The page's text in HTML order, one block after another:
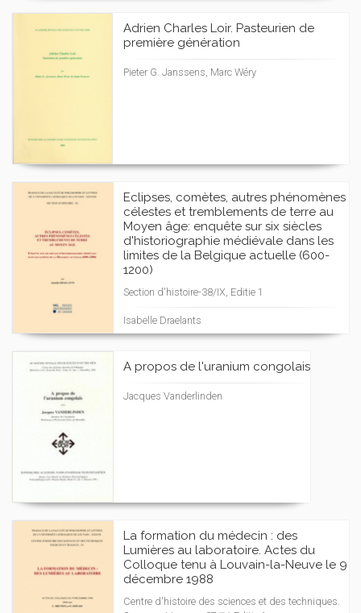
Adrien Charles Loir. Pasteurien de
première génération
Pieter G. Janssens, Marc Wéry
Eclipses, comètes, autres phénomènes
célestes et tremblements de terre au
Moyen âge: enquête sur six siècles
d'historiographie médiévale dans les
limites de la Belgique actuelle (600-
1200)
Section d'histoire-38/IX, Editie 1
Isabelle Draelants
A propos de l'uranium congolais
Jacques Vanderlinden
La formation du médecin : des
Lumières au laboratoire. Actes du
Colloque tenu à Louvain-la-Neuve le 9
décembre 1988
Centre d'histoire des sciences et des techniques.